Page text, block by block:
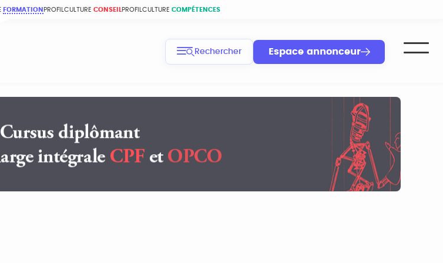
FORMATION PROFILCULTURE CONSEIL PROFILCULTURE COMPÉTENCES
Rechercher Espace annonceur